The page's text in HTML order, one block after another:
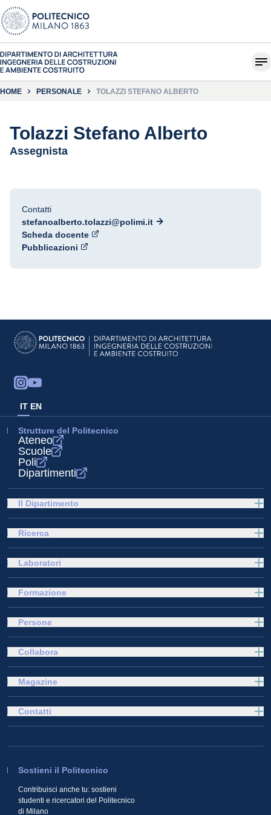
HOME PERSONALE TOLAZZI STEFANO ALBERTO
Tolazzi Stefano Alberto
Assegnista
Contatti
stefanoalberto.tolazzi@polimi.it
Scheda docente
Pubblicazioni
IT EN
Strutture del Politecnico
Ateneo
Scuole
Poli
Dipartimenti
Il Dipartimento
Ricerca
Laboratori
Formazione
Persone
Collabora
Magazine
Sostieni il Politecnico
Contribuisci anche tu: sostieni
studenti e ricercatori del Politecnico
di Milano
Contatti